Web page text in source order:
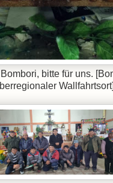
bitte für uns.
Wallfahrtsort]